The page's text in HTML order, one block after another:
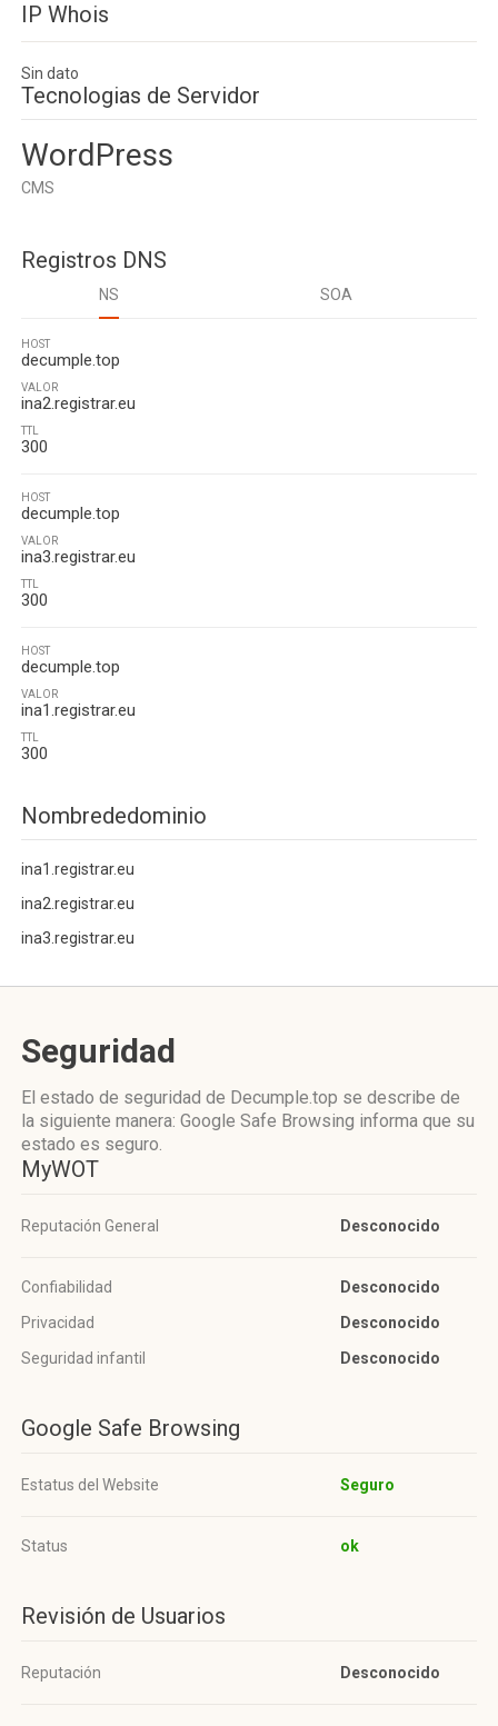
IP Whois
Sin dato
Tecnologias de Servidor
WordPress
CMS
Registros DNS
NS SOA
HOST
decumple.top
VALOR
ina2.registrar.eu
TTL
300
HOST
decumple.top
VALOR
ina3.registrar.eu
TTL
300
HOST
decumple.top
VALOR
ina1.registrar.eu
TTL
300
Nombrededominio
ina1.registrar.eu
ina2.registrar.eu
ina3.registrar.eu
Seguridad
El estado de seguridad de Decumple.top se describe de
la siguiente manera: Google Safe Browsing informa que su
estado es seguro.
MyWOT
Reputación General Desconocido
Confiabilidad
Desconocido
Privacidad
Desconocido
Seguridad infantil
Desconocido
Google Safe Browsing
Estatus del Website Seguro
Status ok
Revisión de Usuarios
Reputación Desconocido